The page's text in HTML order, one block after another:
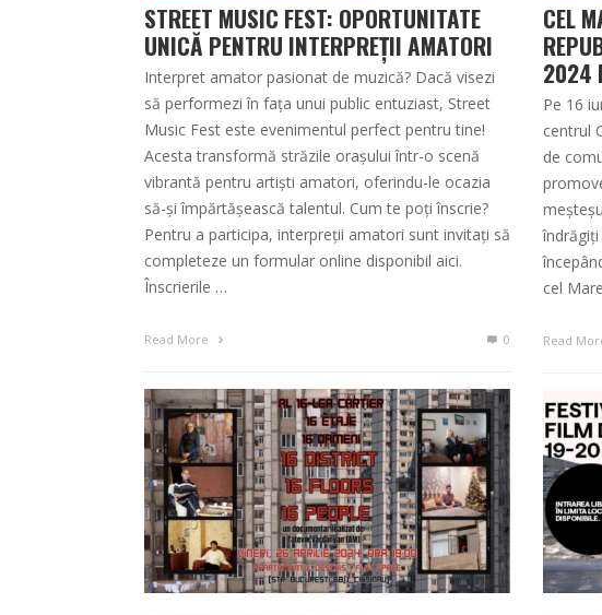
STREET MUSIC FEST: OPORTUNITATE
UNICĂ PENTRU INTERPREȚII AMATORI
Interpret amator pasionat de muzică? Dacă visezi
să performezi în fața unui public entuziast, Street
Music Fest este evenimentul perfect pentru tine!
Acesta transformă străzile orașului într-o scenă
vibrantă pentru artiști amatori, oferindu-le ocazia
să-și împărtășească talentul. Cum te poți înscrie?
Pentru a participa, interpreții amatori sunt invitați să
completeze un formular online disponibil aici.
Înscrierile …
Read More 0
CEL
2024
Pe 16
centrul
de
cel
Read